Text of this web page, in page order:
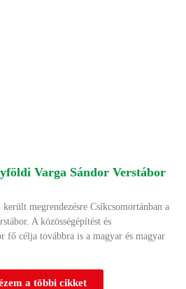
Varga Sándor Verstábor
megrendezésre Csíkcsomortánban a
A közösségépítést és
fő célja továbbra is a magyar és magyar
a többi cikket